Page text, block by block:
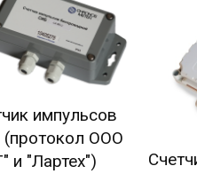
импульсов
ООО
и "Лартех")